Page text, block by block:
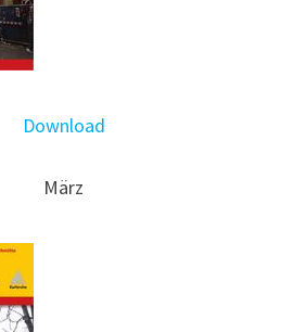
Download
März